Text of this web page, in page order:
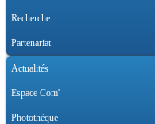
Recherche
Partenariat
Actualités
Espace Com'
Photothèque